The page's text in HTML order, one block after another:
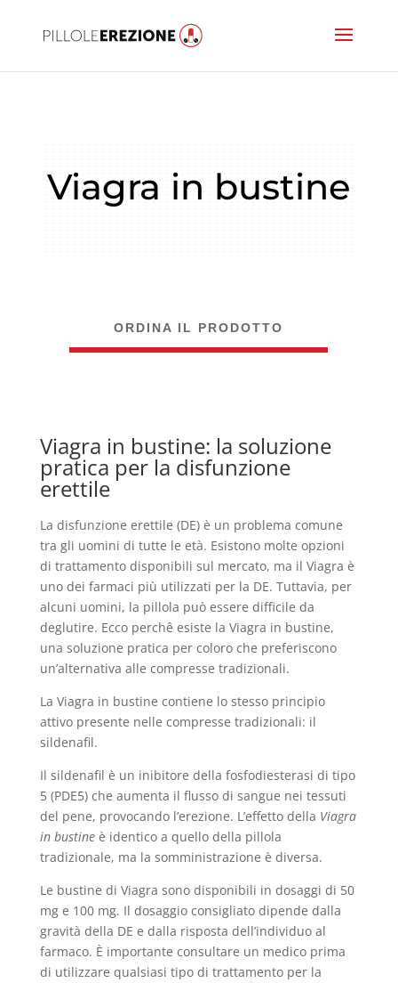
Viagra in bustine
ORDINA IL PRODOTTO
Viagra in bustine: la soluzione
pratica per la disfunzione
erettile
La disfunzione erettile (DE) è un problema comune
tra gli uomini di tutte le età. Esistono molte opzioni
di trattamento disponibili sul mercato, ma il Viagra è
uno dei farmaci più utilizzati per la DE. Tuttavia, per
alcuni uomini, la pillola può essere difficile da
deglutire. Ecco perchê esiste la Viagra in bustine,
una soluzione pratica per coloro che preferiscono
un’alternativa alle compresse tradizionali.
La Viagra in bustine contiene lo stesso principio
attivo presente nelle compresse tradizionali: il
sildenafil.
Il sildenafil è un inibitore della fosfodiesterasi di tipo
5 (PDE5) che aumenta il flusso di sangue nei tessuti
del pene, provocando l’erezione. L’effetto della Viagra
in bustineè identico a quello della pillola
tradizionale, ma la somministrazione è diversa.
Le bustine di Viagra sono disponibili in dosaggi di 50
mg e 100 mg. Il dosaggio consigliato dipende dalla
gravità della DE e dalla risposta dell’individuo al
farmaco. È importante consultare un medico prima
di utilizzare qualsiasi tipo di trattamento per la